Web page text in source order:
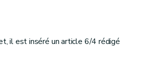
il est inséré un article 6/4 rédigé